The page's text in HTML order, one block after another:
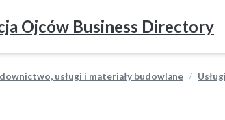
Ojców Business Directory
usługi i materiały budowlane